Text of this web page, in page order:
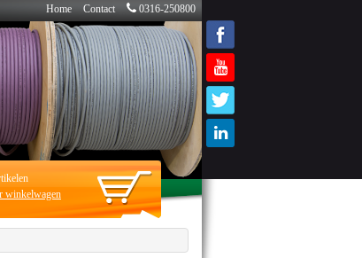
winkelwagen
Home Contact 0316-250800